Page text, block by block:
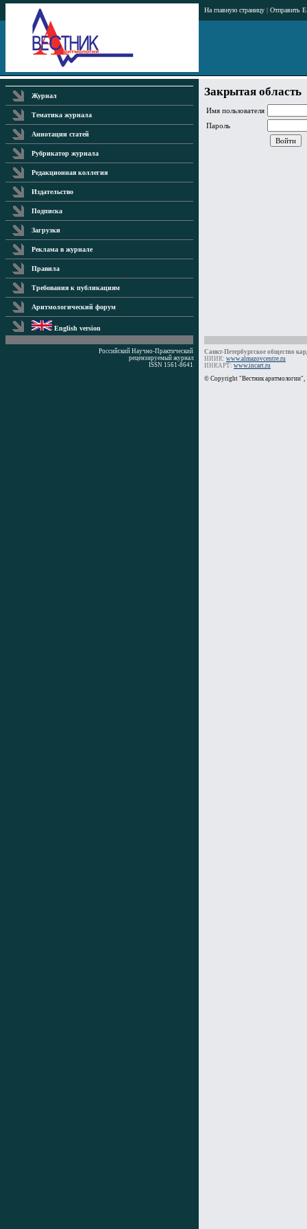
На главную страницу | Отправить
Журнал
Тематика журнала
Аннотации статей
Рубрикатор журнала
Редакционная коллегия
Издательство
Подписка
Загрузки
Реклама в журнале
Правила
Требования к публикациям
Аритмологический форум
English version
Закрытая область
Имя пользователя
Пароль
Российский Научно-Практический
рецензируемый журнал
ISSN 1561-8641
Санкт-Петербургское общество
НИИК: www.almazovcentre.ru
ИНКАРТ: www.incart.ru
© Copyright "Вестник аритмологии",